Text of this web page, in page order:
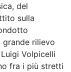
del
sulla
grande rilievo
Volpicelli
fra i più stretti